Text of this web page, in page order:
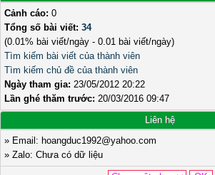
Cảnh cáo: 0
Tổng số bài viết: 34
(0.01% bài viết/ngày - 0.01 bài viết/ngày)
Tìm kiếm bài viết của thành viên
Tìm kiếm chủ đề của thành viên
Ngày tham gia: 23/05/2012 20:22
Lần ghé thăm trước: 20/03/2016 09:47
Liên hệ
» Email: hoangduc1992@yahoo.com
» Zalo: Chưa có dữ liệu